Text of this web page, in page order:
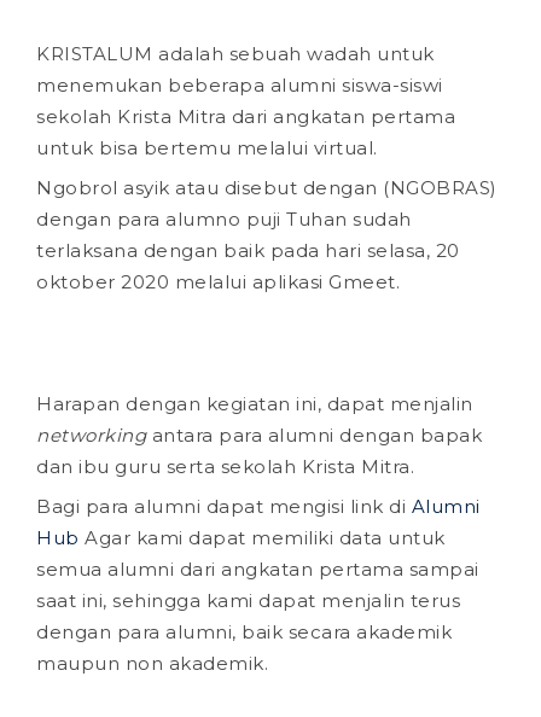
KRISTALUM adalah sebuah wadah untuk
menemukan beberapa alumni siswa-siswi
sekolah Krista Mitra dari angkatan pertama
untuk bisa bertemu melalui virtual.
Ngobrol asyik atau disebut dengan (NGOBRAS)
dengan para alumno puji Tuhan sudah
terlaksana dengan baik pada hari selasa, 20
oktober 2020 melalui aplikasi Gmeet.
Harapan dengan kegiatan ini, dapat menjalin
networkingantara para alumni dengan bapak
dan ibu guru serta sekolah Krista Mitra.
Bagi para alumni dapat mengisi link di Alumni
Hub Agar kami dapat memiliki data untuk
semua alumni dari angkatan pertama sampai
saat ini, sehingga kami dapat menjalin terus
dengan para alumni, baik secara akademik
maupun non akademik.